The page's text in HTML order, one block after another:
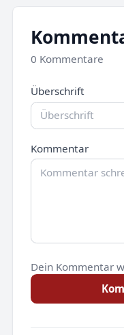
0 Kommentare
Überschrift
Kommentar
Dein Kommentar